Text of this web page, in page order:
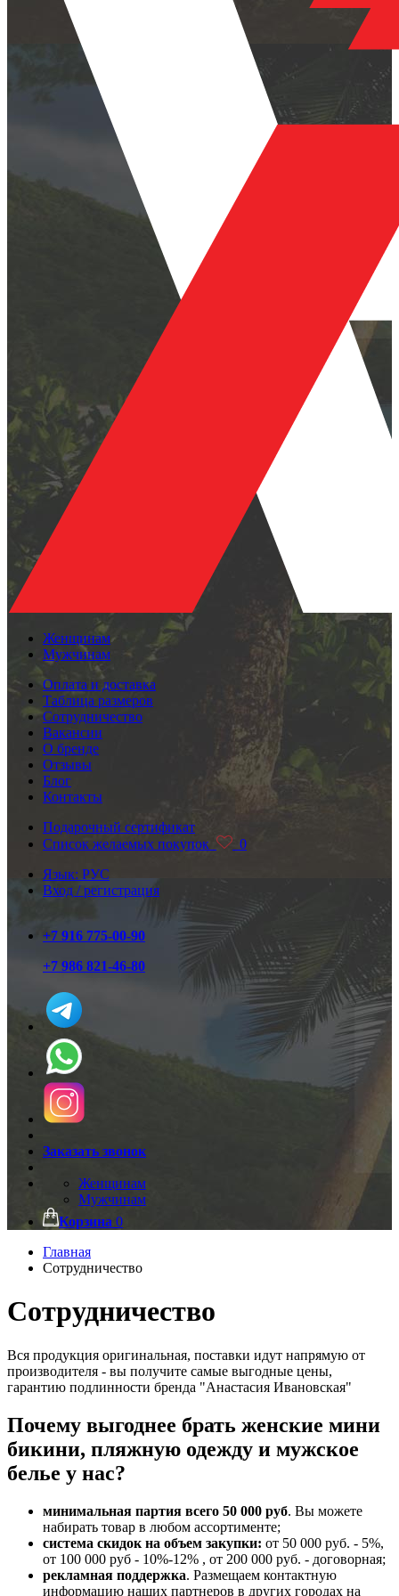
Женщинам
Мужчинам
Оплата и доставка
Таблица размеров
Сотрудничество
Вакансии
О бренде
Отзывы
Блог
Контакты
Подарочный сертификат
Список желаемых покупок
0
Язык: РУС
Вход / регистрация
+7 916 775-00-90
+7 986 821-46-80
Заказать звонок
Женщинам
Мужчинам
Корзина 0
Главная
Сотрудничество
Сотрудничество
Вся продукция оригинальная, поставки идут напрямую от
производителя - вы получите самые выгодные цены,
гарантию подлинности бренда "Анастасия Ивановская"
Почему выгоднее брать женские мини
бикини, пляжную одежду и мужское
белье у нас?
минимальная партия всего 50 000 руб. Вы можете
набирать товар в любом ассортименте;
система скидок на объем закупки: от 50 000 руб. - 5%,
от 100 000 руб - 10%-12% , от 200 000 руб. - договорная;
рекламная поддержка. Размещаем контактную
информацию наших партнеров в других городах на